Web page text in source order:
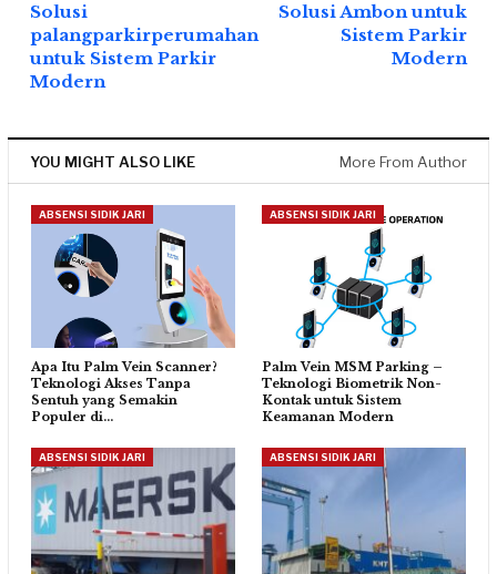
Solusi
palangparkirperumahan
untuk Sistem Parkir
Modern
Solusi Ambon untuk
Sistem Parkir
Modern
YOU MIGHT ALSO LIKE More From Author
ABSENSI SIDIK JARI
Apa Itu Palm Vein Scanner?
Teknologi Akses Tanpa
Sentuh yang Semakin
Populer di…
ABSENSI SIDIK JARI
Palm Vein MSM Parking –
Teknologi Biometrik Non-
Kontak untuk Sistem
Keamanan Modern
ABSENSI SIDIK JARI ABSENSI SIDIK JARI